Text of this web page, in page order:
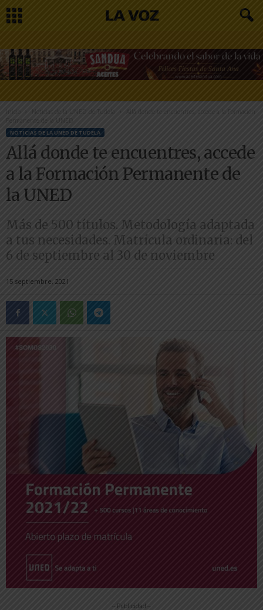
Inicio Noticias de la UNED de Tudela
Allá donde te encuentres, accede a la Formación
Permanente de la UNED
NOTICIAS DE LA UNED DE TUDELA
Allá donde te encuentres, accede
a la Formación Permanente de
la UNED
Más de 500 títulos. Metodología adaptada
a tus necesidades. Matrícula ordinaria: del
6 de septiembre al 30 de noviembre
15 septiembre, 2021
-- Publicidad --